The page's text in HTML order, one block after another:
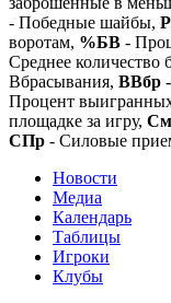
- Победные шайбы,
воротам, %БВ -
Среднее количество
Вбрасывания, ВВбр
Процент
площадке за игру,
СПр - Силовые
Новости
Медиа
Календарь
Таблицы
Игроки
Клубы